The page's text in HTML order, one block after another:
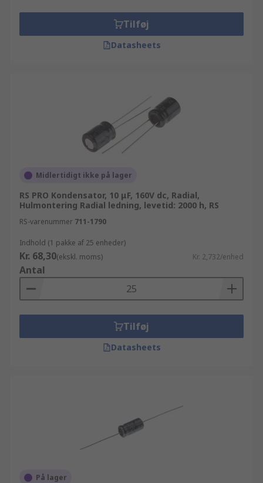
Tilføj
Datasheets
Midlertidigt ikke på lager
RS PRO Kondensator, 10 μF, 160V dc, Radial,
Hulmontering Radial ledning, levetid: 2000 h, RS
RS-varenummer 711-1790
Indhold (1 pakke af 25 enheder)
Kr. 68,30(ekskl. moms) Kr. 2,732/enhed
Antal
Tilføj
Datasheets
På lager